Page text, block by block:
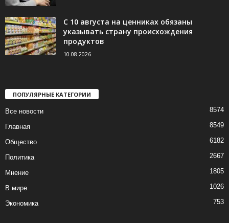
С 10 августа на ценниках обязаны
указывать страну происхождения
продуктов
10.08.2026
ПОПУЛЯРНЫЕ КАТЕГОРИИ
Все новости 8574
Главная 8549
Общество 6182
Политика 2667
Мнение 1805
В мире 1026
Экономика 753